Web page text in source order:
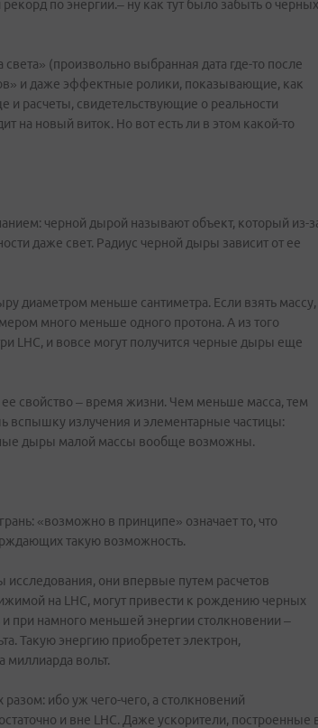
по энергии.– ну как тут было забыть о черных
(произвольно выбранная дата где-то после
и даже эффектные ролики, показывающие, как
и расчеты, свидетельствующие о реальности
на новый виток. Но вот есть ли в этом какой-то
черной дырой называют объект, который из-
даже свет. Радиус черной дыры зависит от ее
диаметром меньше сантиметра. Если взять массу,
много меньше одного протона. А из того
LHC, и вовсе могут получится черные дыры еще
свойство – время жизни. Чем меньше масса, тем
вспышку излучения и элементарные частицы:
дыры малой массы вообще возможны.
«возможно в принципе» означает то, что
такую возможность.
они впервые путем расчетов
на LHC, могут привести к рождению черных
при намного меньшей энергии столкновении –
Такую энергию приобретет электрон,
вольт.
ибо уж чего-чего, а столкновений
и вне LHC. Даже ускорители, построенные